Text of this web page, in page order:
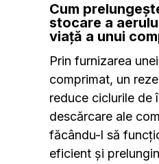
Cum
stocare a
viață a unui
Prin furnizarea
comprimat, un
reduce ciclurile de
descărcare ale
făcându-l să
eficient și